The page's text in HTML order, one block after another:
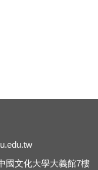
國文化大學大義館7樓